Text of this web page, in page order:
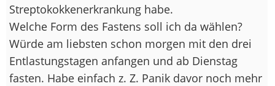
Streptokokkenerkrankung habe.
Welche Form des Fastens soll ich da wählen?
Würde am liebsten schon morgen mit den drei
Entlastungstagen anfangen und ab Dienstag
fasten. Habe einfach z. Z. Panik davor noch mehr